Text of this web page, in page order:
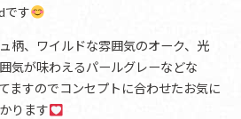
です
柄、ワイルドな雰囲気のオーク、光
気が味わえるパールグレーなどな
ますのでコンセプトに合わせたお気に
ります